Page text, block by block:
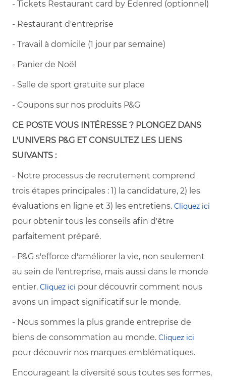
- Tickets Restaurant card by Edenred (optionnel)
- Restaurant d'entreprise
- Travail à domicile (1 jour par semaine)
- Panier de Noël
- Salle de sport gratuite sur place
- Coupons sur nos produits P&G
CE POSTE VOUS INTÉRESSE ? PLONGEZ DANS
L'UNIVERS P&G ET CONSULTEZ LES LIENS
SUIVANTS :
- Notre processus de recrutement comprend
trois étapes principales : 1) la candidature, 2) les
évaluations en ligne et 3) les entretiens. Cliquez ici
pour obtenir tous les conseils afin d'être
parfaitement préparé.
- P&G s'efforce d'améliorer la vie, non seulement
au sein de l'entreprise, mais aussi dans le monde
entier. Cliquez ici pour découvrir comment nous
avons un impact significatif sur le monde.
- Nous sommes la plus grande entreprise de
biens de consommation au monde. Cliquez ici
pour découvrir nos marques emblématiques.
Encourageant la diversité sous toutes ses formes,